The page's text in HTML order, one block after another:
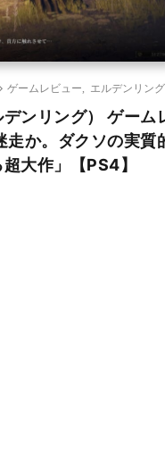
ゲームレビュー エルデンリング
ンリング） ゲーム
走か。ダクソの実質
大作」【PS4】